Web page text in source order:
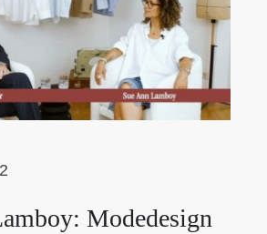
Modedesign